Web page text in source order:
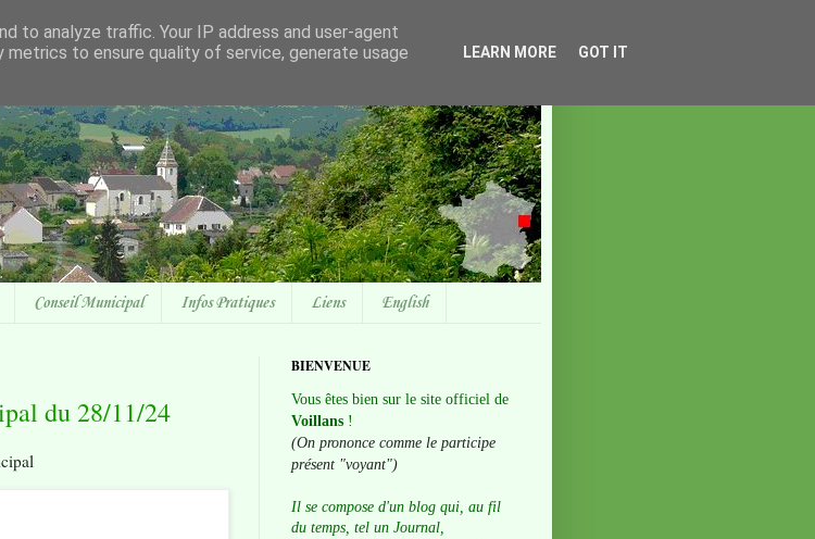
Conseil Municipal Infos Pratiques Liens English
du 28/11/24
BIENVENUE
Vous êtes bien sur le site officiel de
Voillans !
(On prononce comme le participe
présent "voyant")
Il se compose d'un blog qui, au fil
du temps, tel un Journal,
to analyze traffic. Your IP address and user-agent
to ensure quality of service, generate usage
LEARN MORE GOT IT